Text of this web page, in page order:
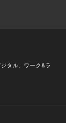
タル、ワーク&ラ